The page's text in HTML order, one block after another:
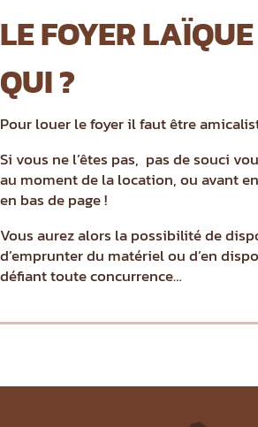
LE FOYER
QUI ?
Pour louer le foyer il faut être
Si vous ne l’êtes pas, pas de souci
au moment de la location, ou avant
en bas de page !
Vous aurez alors la possibilité de
d’emprunter du matériel ou d’en
défiant toute concurrence…